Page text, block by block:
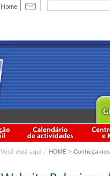
Você está aqui： HOME > Conheça-nos